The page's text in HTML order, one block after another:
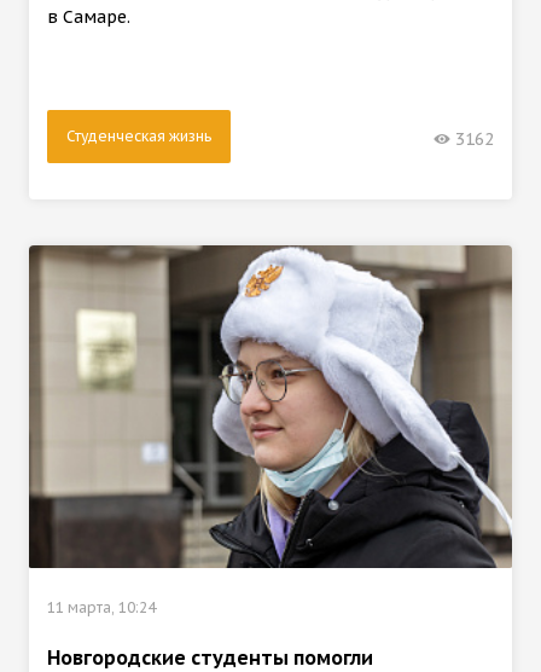
в Самаре.
Студенческая жизнь 3162
11 марта, 10:24
Новгородские студенты помогли